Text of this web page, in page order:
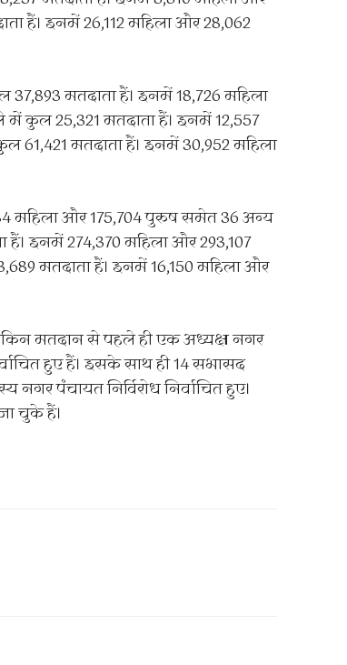
हैं। इनमें 26,112 महिला और 28,062
मतदाता हैं। इनमें 18,726 महिला
कुल 25,321 मतदाता हैं। इनमें 12,557
61,421 मतदाता हैं। इनमें 30,952 महिला
महिला और 175,704 पुरुष समेत 36 अन्य
इनमें 274,370 महिला और 293,107
मतदाता हैं। इनमें 16,150 महिला और
मतदान से पहले ही एक अध्यक्ष नगर
हुए हैं। इसके साथ ही 14 सभासद
पंचायत निर्विरोध निर्वाचित हुए।
चुके हैं।